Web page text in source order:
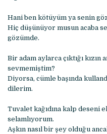
Hani ben kötüyüm ya senin
Hiç düşünüyor musun acaba
gözümde.
Bir adam aylarca çıktığı kızın
sevmemiştim?
Diyorsa, cümle başında
dilerim.
Tuvalet kağıdına kalp deseni
selamlıyorum.
Aşkın nasıl bir şey olduğu